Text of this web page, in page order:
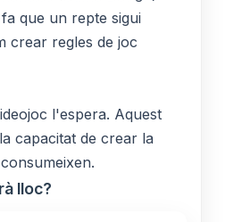
que un repte sigui
crear regles de joc
l'espera. Aquest
capacitat de crear la
lloc?